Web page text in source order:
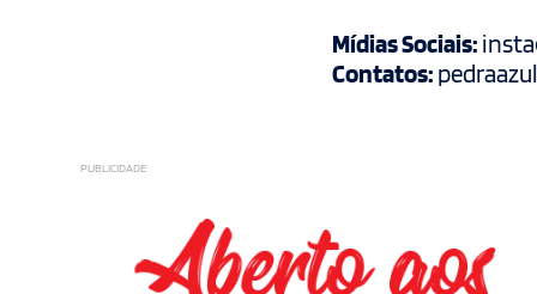
Mídias Sociais:
Contatos:
PUBLICIDADE